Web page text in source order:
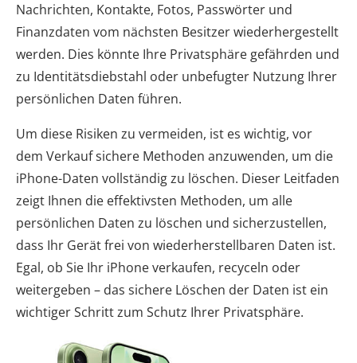
Nachrichten, Kontakte, Fotos, Passwörter und
Finanzdaten vom nächsten Besitzer wiederhergestellt
werden. Dies könnte Ihre Privatsphäre gefährden und
zu Identitätsdiebstahl oder unbefugter Nutzung Ihrer
persönlichen Daten führen.
Um diese Risiken zu vermeiden, ist es wichtig, vor
dem Verkauf sichere Methoden anzuwenden, um die
iPhone-Daten vollständig zu löschen. Dieser Leitfaden
zeigt Ihnen die effektivsten Methoden, um alle
persönlichen Daten zu löschen und sicherzustellen,
dass Ihr Gerät frei von wiederherstellbaren Daten ist.
Egal, ob Sie Ihr iPhone verkaufen, recyceln oder
weitergeben – das sichere Löschen der Daten ist ein
wichtiger Schritt zum Schutz Ihrer Privatsphäre.